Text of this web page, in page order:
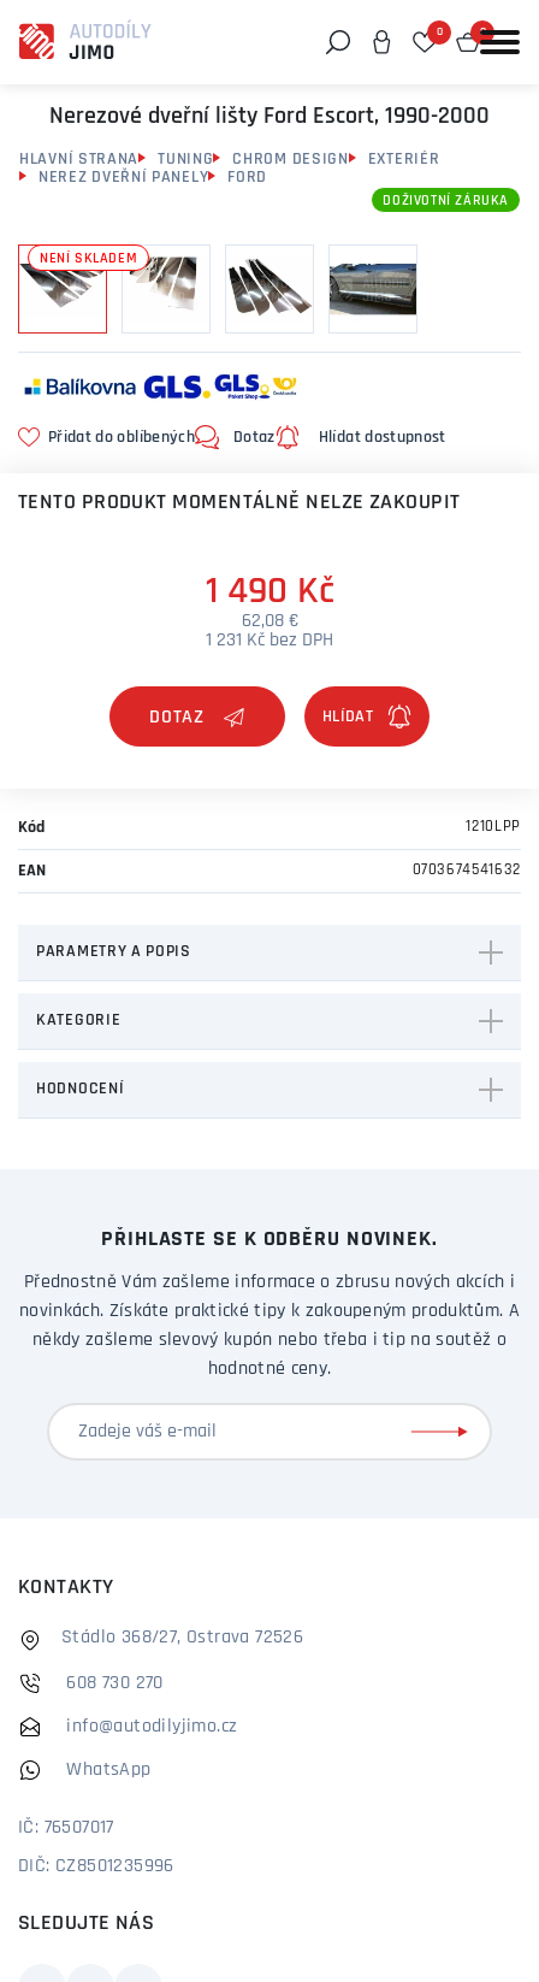
0 0
Nerezové dveřní lišty Ford Escort, 1990-2000
HLAVNÍ STRANA TUNING CHROM DESIGN
EXTERIÉR
NEREZ DVEŘNÍ PANELY
FORD
NENÍ SKLADEM
DOŽIVOTNÍ ZÁRUKA
Přidat do oblíbených Dotaz Hlídat dostupnost
TENTO PRODUKT MOMENTÁLNĚ NELZE ZAKOUPIT
1 490 Kč
62,08 €
1 231 Kč bez DPH
DOTAZ
Kód 1210LPP
EAN 0703674541632
PARAMETRY A POPIS
KATEGORIE
HODNOCENÍ
PŘIHLASTE SE K ODBĚRU NOVINEK.
Přednostně Vám zašleme informace o zbrusu nových akcích i
novinkách. Získáte praktické tipy k zakoupeným produktům. A
někdy zašleme slevový kupón nebo třeba i tip na soutěž o
hodnotné ceny.
KONTAKTY
Stádlo 368/27, Ostrava 72526
608 730 270
info@autodilyjimo.cz
WhatsApp
IČ: 76507017
DIČ: CZ8501235996
SLEDUJTE NÁS
Můžeme vám pomoci něco najít?